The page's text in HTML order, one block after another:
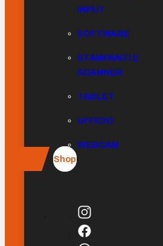
INPUT
SOFTWARE
STAMPANTI E
SCANNER
TABLET
UFFICIO
WEBCAM
Shop